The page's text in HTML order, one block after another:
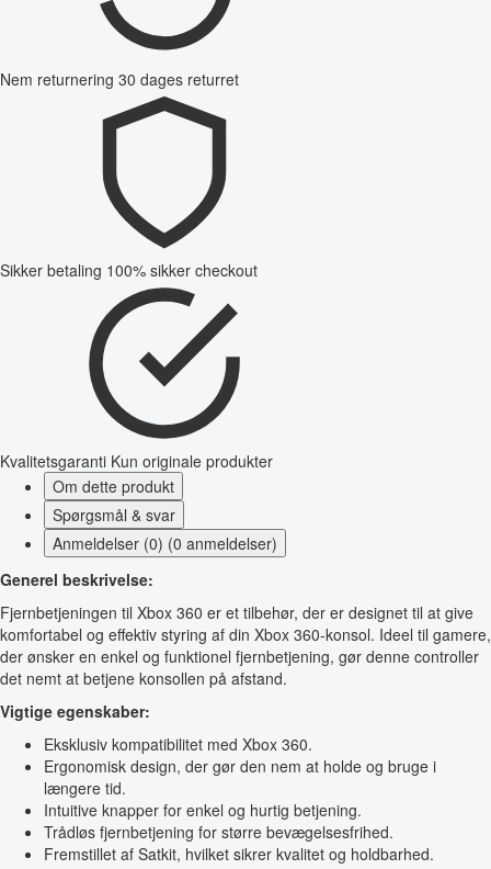
Nem returnering 30 dages returret
Sikker betaling 100% sikker checkout
Kvalitetsgaranti Kun originale produkter
Om dette produkt
Spørgsmål & svar
Anmeldelser (0) (0 anmeldelser)
Generel beskrivelse:
Fjernbetjeningen til Xbox 360 er et tilbehør, der er designet til at give
komfortabel og effektiv styring af din Xbox 360-konsol. Ideel til gamere,
der ønsker en enkel og funktionel fjernbetjening, gør denne controller
det nemt at betjene konsollen på afstand.
Vigtige egenskaber:
Eksklusiv kompatibilitet med Xbox 360.
Ergonomisk design, der gør den nem at holde og bruge i
længere tid.
Intuitive knapper for enkel og hurtig betjening.
Trådløs fjernbetjening for større bevægelsesfrihed.
Fremstillet af Satkit, hvilket sikrer kvalitet og holdbarhed.